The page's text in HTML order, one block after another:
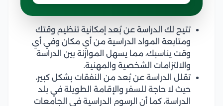
تتيح لك الدراسة عن بُعد إمكانية تنظيم وقتك
ومتابعة المواد الدراسية من أي مكان وفي أي
وقت يناسبك، مما يسهل الموازنة بين الدراسة
والالتزامات الشخصية والمهنية.
تقلل الدراسة عن بُعد من النفقات بشكل كبير،
حيث لا حاجة للسفر والإقامة الطويلة في بلد
الدراسة، كما أن الرسوم الدراسية في الجامعات